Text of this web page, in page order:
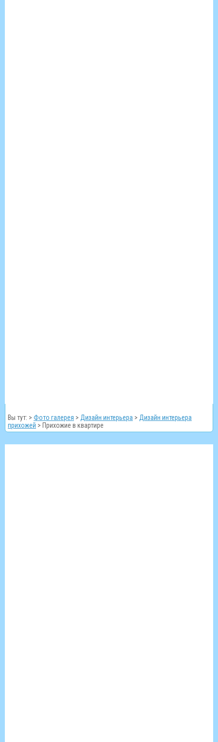
Вы тут: > Фото галерея > Дизайн интерьера > Дизайн интерьера
прихожей > Прихожие в квартире